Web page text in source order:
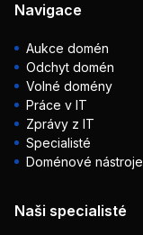
Navigace
Aukce domén
Odchyt domén
Volné domény
Práce v IT
Zprávy z IT
Specialisté
Doménové nástroje
Naši specialisté